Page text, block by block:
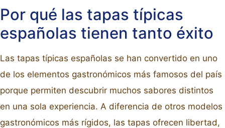
Por qué las tapas típicas
españolas tienen tanto éxito
Las tapas típicas españolas se han convertido en uno
de los elementos gastronómicos más famosos del país
porque permiten descubrir muchos sabores distintos
en una sola experiencia. A diferencia de otros modelos
gastronómicos más rígidos, las tapas ofrecen libertad,